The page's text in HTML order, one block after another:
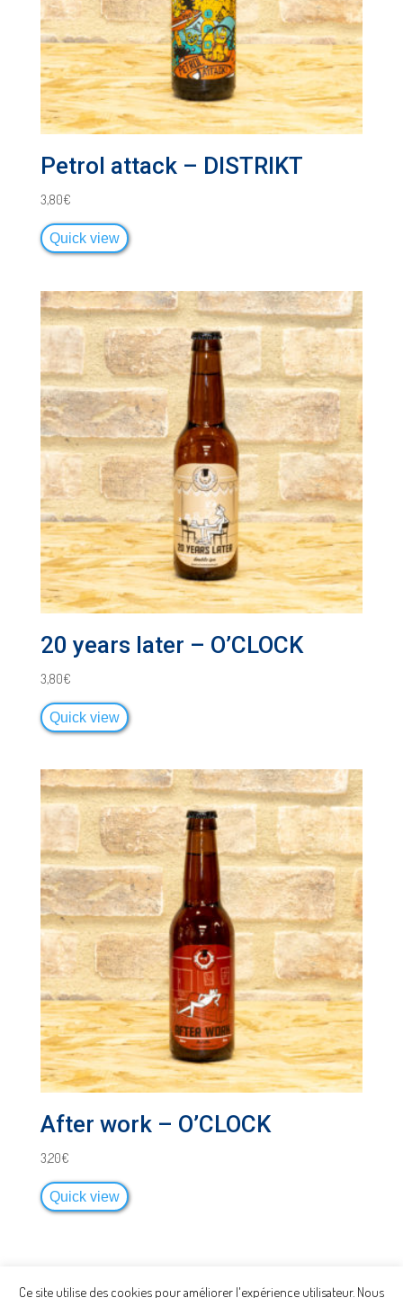
Petrol attack – DISTRIKT
3,80€
Quick view
20 years later – O’CLOCK
3,80€
Quick view
After work – O’CLOCK
3,20€
Quick view
Ce site utilise des cookies pour améliorer l'expérience utilisateur. Nous